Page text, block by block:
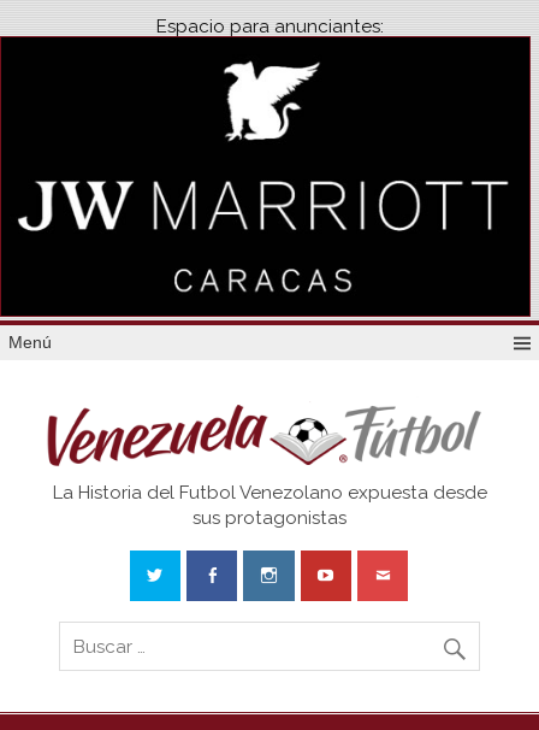
Espacio para anunciantes:
Menú
Venezuela
La Historia del Futbol Venezolano expuesta desde
sus protagonistas